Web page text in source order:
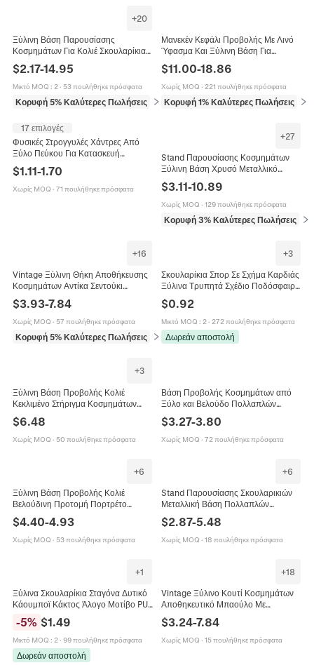
+20
Ξύλινη Βάση Παρουσίασης
Κοσμημάτων Για Κολιέ Σκουλαρίκια
Βραχιόλια Μασίφ Ξύλο Μικροΐνες
Οργάνωση Πάγκου
$2.17-14.95
Μικτό MOQ : 2· 53 πουλήθηκε πρόσφατα
Κορυφή 5% Καλύτερες Πωλήσεις σε Συσκευασία και έκθεση κοσμημάτων
Μανεκέν Κεφάλι Προβολής Με Λινό
Ύφασμα Και Ξύλινη Βάση Για
Περούκες Καπέλα Κοσμήματα
Γυαλιά Επαγγελματικό
$11.00-18.86
Χωρίς MOQ · 221 πουλήθηκε πρόσφατα
Κορυφή 1% Καλύτερες Πωλήσεις σε
17 επιλογές
Φυσικές Στρογγυλές Χάντρες Από
Ξύλο Πεύκου Για Κατασκευή
Κοσμημάτων DIY Χειροτεχνία
Ημιτελή Ξύλινα Διαχωριστικά
Οικολογική Διακόσμηση
$1.11-1.70
Χωρίς MOQ · 71 πουλήθηκε πρόσφατα
+27
Stand Παρουσίασης Κοσμημάτων
Ξύλινη Βάση Χρυσό Μεταλλικό
Bar Οργανωτής Βραχιολιών
Ρολογιών Βελούδο PU Δέρμα
$3.11-10.89
Χωρίς MOQ · 129 πουλήθηκε πρόσφατα
Κορυφή 3% Καλύτερες Πωλήσεις σε
+16
Vintage Ξύλινη Θήκη Αποθήκευσης
Κοσμημάτων Αντίκα Σεντούκι
Θησαυρού Με Κλειδαριά
Συνδυασμού Και Μεταλλικά
Πριτσίνια
$3.93-7.84
Χωρίς MOQ · 57 πουλήθηκε πρόσφατα
Κορυφή 5% Καλύτερες Πωλήσεις σε Συσκευασία και έκθεση κοσμημάτων
+3
Σκουλαρίκια Σπορ Σε Σχήμα Καρδιάς
Ξύλινα Τρυπητά Σχέδιο Ποδόσφαιρο
Μπέιζμπολ Μπάσκετ Αθλητικά
Κοσμήματα Για Γυναίκες
$0.92
Μικτό MOQ : 2· 272 πουλήθηκε πρόσφατα
Δωρεάν αποστολή
+3
Ξύλινη Βάση Προβολής Κολιέ
Κεκλιμένο Στήριγμα Κοσμημάτων
Για Κατάστημα Σπίτι
$6.48
Χωρίς MOQ · 50 πουλήθηκε πρόσφατα
Βάση Προβολής Κοσμημάτων από
Ξύλο και Βελούδο Πολλαπλών
Κεφαλόδεσμους Αποσπώμενη
Κλιμακωτή Βάση
$3.27-3.80
Χωρίς MOQ · 72 πουλήθηκε πρόσφατα
+6
Ξύλινη Βάση Προβολής Κολιέ
Βελούδινη Προτομή Πορτρέτο
Στήριγμα Κοσμημάτων Ράφι
Οργάνωση Βιτρίνας Πολυτελής
Κομψή
$4.40-4.93
Χωρίς MOQ · 53 πουλήθηκε πρόσφατα
+6
Stand Παρουσίασης Σκουλαρικιών
Μεταλλική Βάση Πολλαπλών
Επιπέδων Με Ξύλινη Βάση
Οργανωτής Κοσμημάτων Γραφείου
Για Κρεμαστά
$2.87-5.48
Χωρίς MOQ · 18 πουλήθηκε πρόσφατα
+1
Ξύλινα Σκουλαρίκια Σταγόνα Δυτικό
Κάουμποϊ Κάκτος Άλογο Μοτίβο PU
Δέρμα Ξύλινο Πλαίσιο Έθνικ Ρετρό
Κοσμήματα Για Γυναίκες
-5% $1.49
Μικτό MOQ : 2· 99 πουλήθηκε πρόσφατα
Δωρεάν αποστολή
+18
Vintage Ξύλινο Κουτί Κοσμημάτων
Αποθηκευτικό Μπαούλο Με
Κλείδωμα Μεταλλική Πόρπη
Δερμάτινο Διακοσμητικό Κουτί
Θησαυρού
$3.24-7.84
Χωρίς MOQ · 15 πουλήθηκε πρόσφατα